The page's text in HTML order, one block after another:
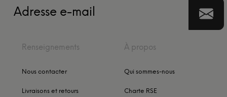
Renseignements
Nous contacter
Livraisons et retours
À propos
Qui sommes-nous
Charte RSE